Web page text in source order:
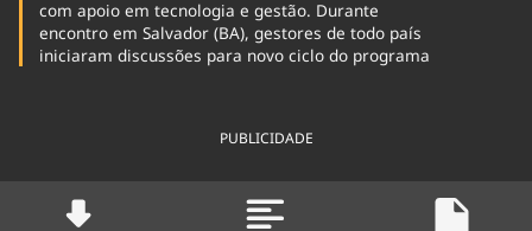
com apoio em tecnologia e gestão. Durante
encontro em Salvador (BA), gestores de todo país
iniciaram discussões para novo ciclo do programa
PUBLICIDADE